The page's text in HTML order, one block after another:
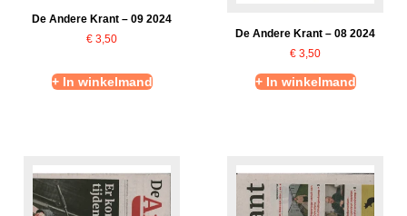
De Andere Krant – 09 2024
€ 3,50
+ In winkelmand
De Andere Krant – 08 2024
€ 3,50
+ In winkelmand